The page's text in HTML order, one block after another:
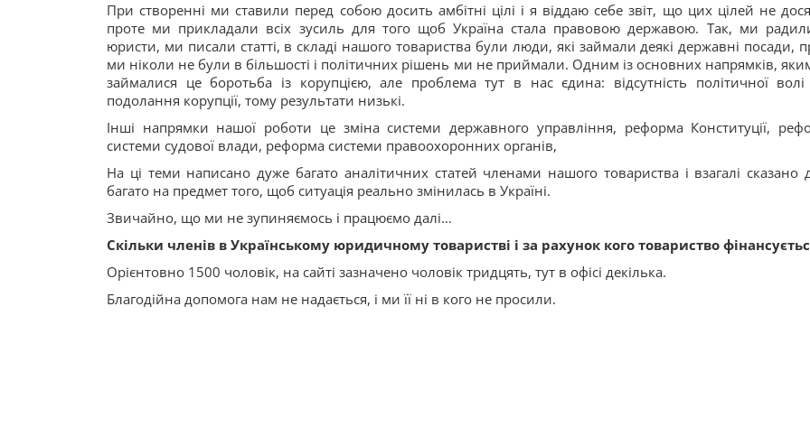
При створенні ми ставили перед собою досить амбітні цілі і я віддаю себе звіт, що цих цілей не
проте ми прикладали всіх зусиль для того щоб Україна стала правовою державою. Так, ми
юристи, ми писали статті, в складі нашого товариства були люди, які займали деякі державні посади,
ми ніколи не були в більшості і політичних рішень ми не приймали. Одним із основних напрямків,
займалися це боротьба із корупцією, але проблема тут в нас єдина: відсутність політичної
подолання корупції, тому результати низькі.
Інші напрямки нашої роботи це зміна системи державного управління, реформа Конституції,
системи судової влади, реформа системи правоохоронних органів,
На ці теми написано дуже багато аналітичних статей членами нашого товариства і взагалі сказано
багато на предмет того, щоб ситуація реально змінилась в Україні.
Звичайно, що ми не зупиняємось і працюємо далі…
Скільки членів в Українському юридичному товаристві і за рахунок кого товариство
Орієнтовно 1500 чоловік, на сайті зазначено чоловік тридцять, тут в офісі декілька.
Благодійна допомога нам не надається, і ми її ні в кого не просили.